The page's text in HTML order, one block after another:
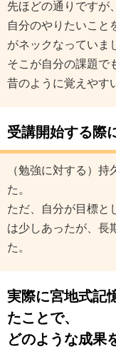
先ほどの通りですが
自分のやりたいこと
がネックなっていま
そこが自分の課題で
昔のように覚えやす
受講開始する際
（勉強に対する）
た。
ただ、自分が目標と
は少しあったが、長
た。
実際に宮地式記
たことで、
どのような成果